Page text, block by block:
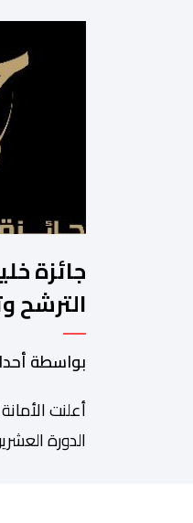
جائزة
الترشح
والذكاء
بواسطة
أعلنت